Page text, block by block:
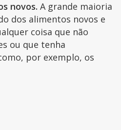
novos. A grande maioria
dos alimentos novos e
coisa que não
ou que tenha
por exemplo, os